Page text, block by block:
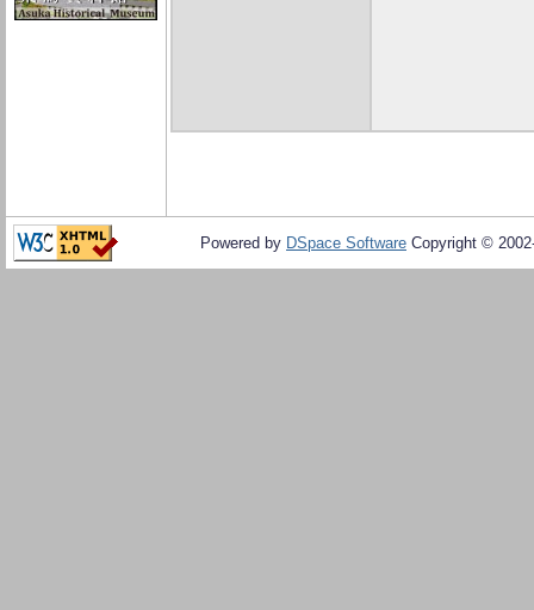
Powered by DSpace Software Copyright ©